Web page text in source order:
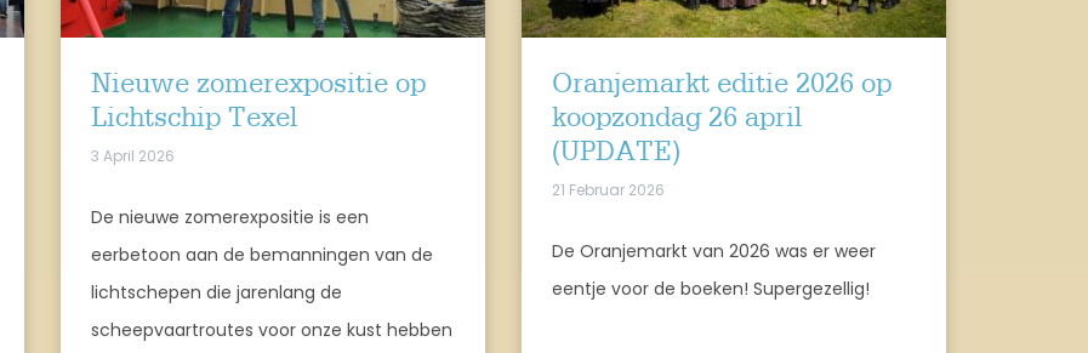
Nieuwe zomerexpositie op
Lichtschip Texel
3 April 2026
De nieuwe zomerexpositie is een
eerbetoon aan de bemanningen van de
lichtschepen die jarenlang de
scheepvaartroutes voor onze kust hebben
Oranjemarkt editie 2026 op
koopzondag 26 april
(UPDATE)
21 Februar 2026
De Oranjemarkt van 2026 was er weer
eentje voor de boeken! Supergezellig!